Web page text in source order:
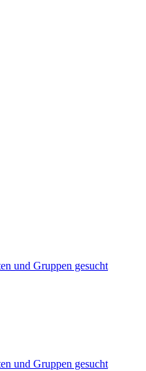
und Gruppen gesucht
und Gruppen gesucht